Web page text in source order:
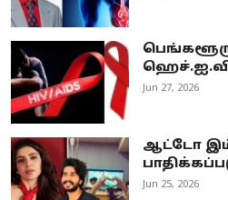
Jun 27, 2026
ஆட்டோ
Jun 25, 2026